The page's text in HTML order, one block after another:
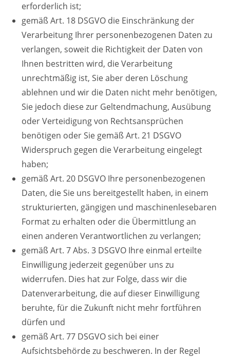
erforderlich ist;
gemäß Art. 18 DSGVO die Einschränkung der
Verarbeitung Ihrer personenbezogenen Daten zu
verlangen, soweit die Richtigkeit der Daten von
Ihnen bestritten wird, die Verarbeitung
unrechtmäßig ist, Sie aber deren Löschung
ablehnen und wir die Daten nicht mehr benötigen,
Sie jedoch diese zur Geltendmachung, Ausübung
oder Verteidigung von Rechtsansprüchen
benötigen oder Sie gemäß Art. 21 DSGVO
Widerspruch gegen die Verarbeitung eingelegt
haben;
gemäß Art. 20 DSGVO Ihre personenbezogenen
Daten, die Sie uns bereitgestellt haben, in einem
strukturierten, gängigen und maschinenlesebaren
Format zu erhalten oder die Übermittlung an
einen anderen Verantwortlichen zu verlangen;
gemäß Art. 7 Abs. 3 DSGVO Ihre einmal erteilte
Einwilligung jederzeit gegenüber uns zu
widerrufen. Dies hat zur Folge, dass wir die
Datenverarbeitung, die auf dieser Einwilligung
beruhte, für die Zukunft nicht mehr fortführen
dürfen und
gemäß Art. 77 DSGVO sich bei einer
Aufsichtsbehörde zu beschweren. In der Regel